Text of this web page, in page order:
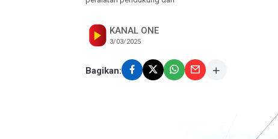
KANAL ONE
3/03/2025
Bagikan: